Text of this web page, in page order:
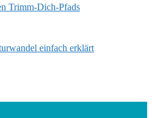
Trimm-Dich-Pfads
einfach erklärt